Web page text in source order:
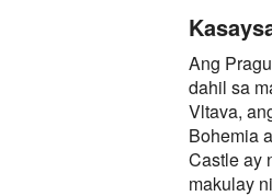
Ang
dahil sa
Vltava,
Bohemia
Castle ay
makulay